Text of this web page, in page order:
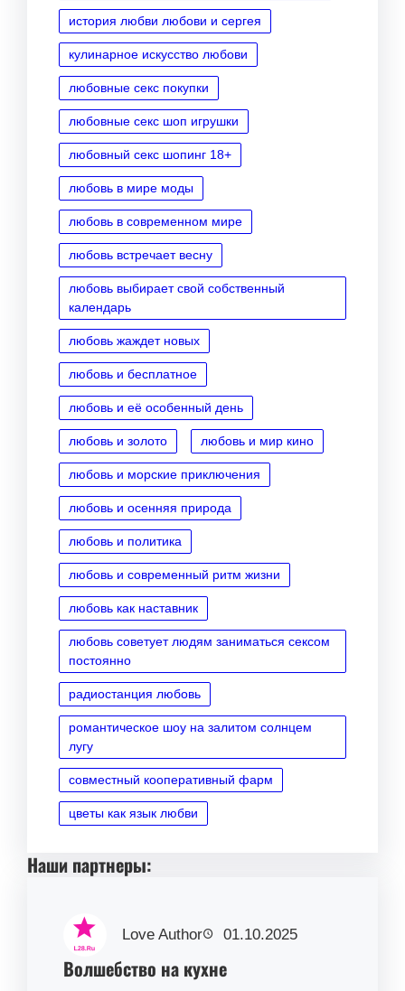
история любви любови и сергея
кулинарное искусство любови
любовные секс покупки
любовные секс шоп игрушки
любовный секс шопинг 18+
любовь в мире моды
любовь в современном мире
любовь встречает весну
любовь выбирает свой собственный
календарь
любовь жаждет новых
любовь и бесплатное
любовь и её особенный день
любовь и золото любовь и мир кино
любовь и морские приключения
любовь и осенняя природа
любовь и политика
любовь и современный ритм жизни
любовь как наставник
любовь советует людям заниматься сексом
постоянно
радиостанция любовь
романтическое шоу на залитом солнцем
лугу
совместный кооперативный фарм
цветы как язык любви
Наши партнеры:
Love Author 01.10.2025
Волшебство на кухне